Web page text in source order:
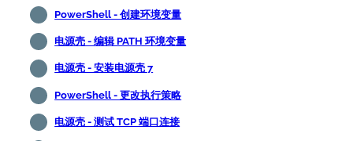
PowerShell - 创建环境变量
电源壳 - 编辑 PATH 环境变量
电源壳 - 安装电源壳 7
PowerShell - 更改执行策略
电源壳 - 测试 TCP 端口连接